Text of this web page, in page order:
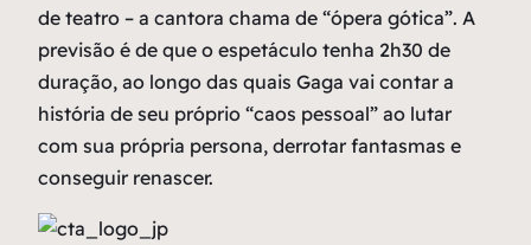
de teatro – a cantora chama de “ópera gótica”. A
previsão é de que o espetáculo tenha 2h30 de
duração, ao longo das quais Gaga vai contar a
história de seu próprio “caos pessoal” ao lutar
com sua própria persona, derrotar fantasmas e
conseguir renascer.